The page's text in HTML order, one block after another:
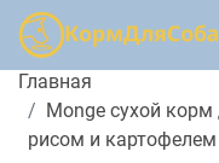
Главная
Monge сухой
рисом и